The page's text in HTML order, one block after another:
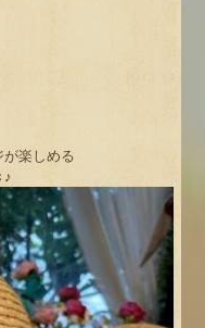
が楽しめる
♪